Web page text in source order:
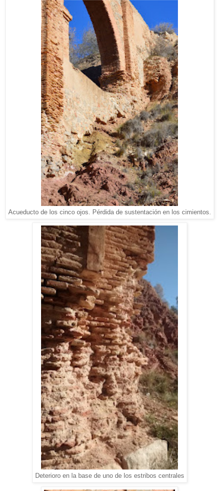
Acueducto de los cinco ojos. Pérdida de sustentación en los cimientos.
Deterioro en la base de uno de los estribos centrales